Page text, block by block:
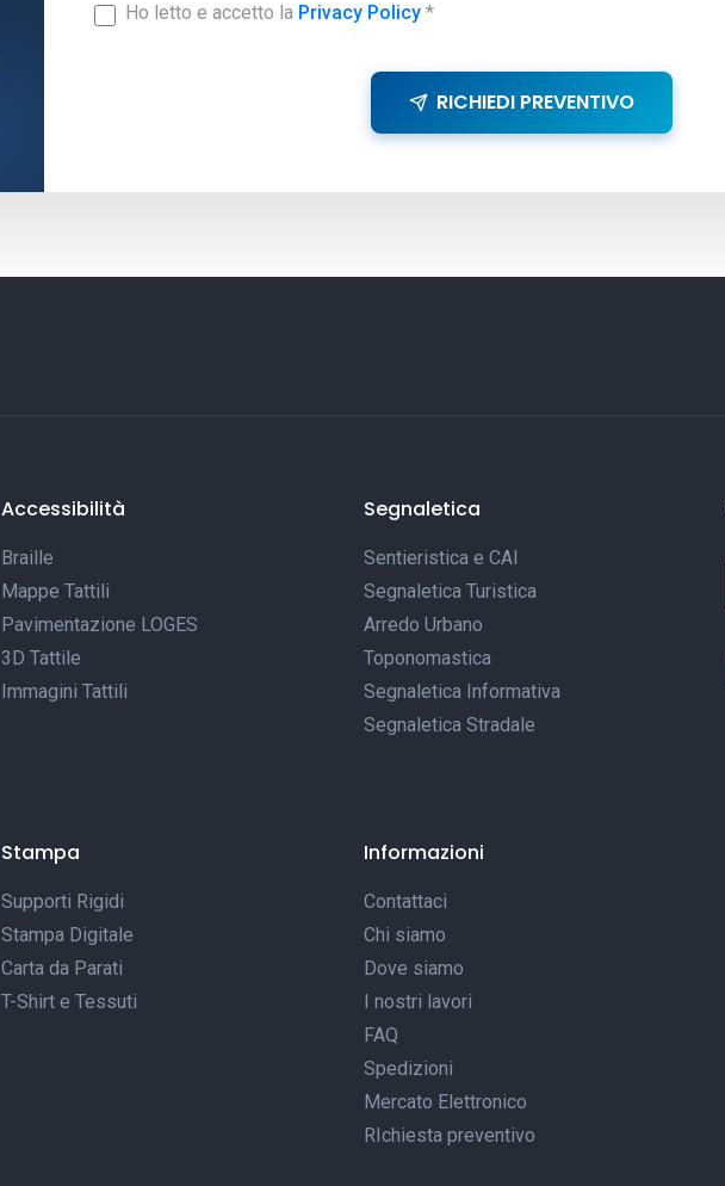
Ho letto e accetto la Privacy Policy *
RICHIEDI PREVENTIVO
Accessibilità
Braille
Mappe Tattili
Pavimentazione LOGES
3D Tattile
Immagini Tattili
Segnaletica
Sentieristica e CAI
Segnaletica Turistica
Arredo Urbano
Toponomastica
Segnaletica Informativa
Segnaletica Stradale
Stampa
Supporti Rigidi
Stampa Digitale
Carta da Parati
T-Shirt e Tessuti
Informazioni
Contattaci
Chi siamo
Dove siamo
I nostri lavori
FAQ
Spedizioni
Mercato Elettronico
RIchiesta preventivo